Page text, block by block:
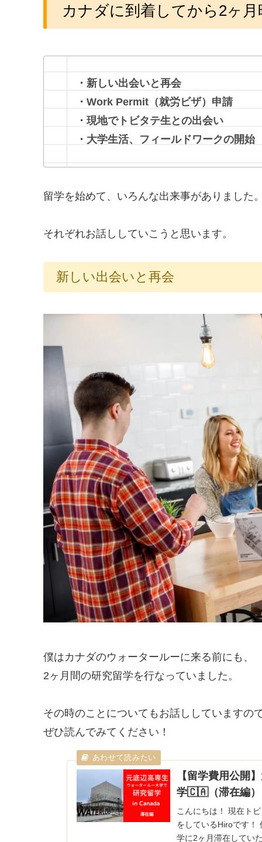
カナダに到着してから2ヶ月
・新しい出会いと再会
・Work Permit（就労ビザ）申請
・現地でトビタテ生との出会い
・大学生活、フィールドワークの開始
留学を始めて、いろんな出来事がありました
それぞれお話ししていこうと思います。
新しい出会いと再会
僕はカナダのウォータールーに来る前にも、
2ヶ月間の研究留学を行なっていました。
その時のことについてもお話ししていますの
ぜひ読んでみてください！
【留学費用公開
学🇨🇦（滞在編）
こんにちは！ 現在ト
をしているHiroです！
学に2ヶ月滞在してい